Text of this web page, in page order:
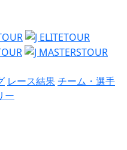
レース結果チーム・選手
ー